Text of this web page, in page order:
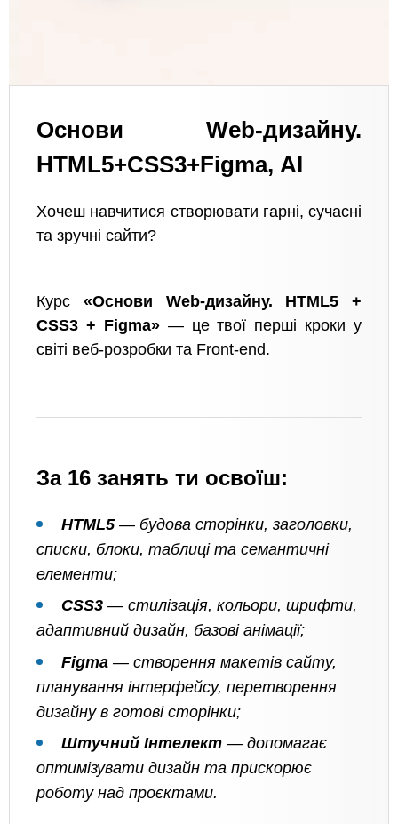
Основи Web-дизайну.
HTML5+CSS3+Figma, АІ
Хочеш навчитися створювати гарні, сучасні
та зручні сайти?
Курс «Основи Web-дизайну. HTML5 +
CSS3 + Figma»— це твої перші кроки у
світі веб-розробки та Front-end.
За 16 занять ти освоїш:
HTML5— будова сторінки, заголовки,
списки, блоки, таблиці та семантичні
елементи;
CSS3 — стилізація, кольори, шрифти,
адаптивний дизайн, базові анімації;
Figma — створення макетів сайту,
планування інтерфейсу, перетворення
дизайну в готові сторінки;
Штучний Інтелект — допомагає
оптимізувати дизайн та прискорює
роботу над проєктами.